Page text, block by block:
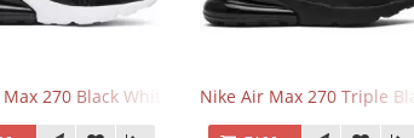
270 Black White Nike Air Max 270 Triple